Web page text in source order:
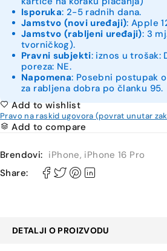
Isporuka: 2-5 radnih dana.
Jamstvo (novi uređaji): Apple
Jamstvo (rabljeni uređaji): 3
tvorničkog).
Pravni subjekti: iznos u trošak:
poreza: NE.
Napomena: Posebni postupak
za rabljena dobra po članku 95.
Add to wishlist
Pravo na raskid ugovora (povrat unutar
Add to compare
Brendovi: iPhone, iPhone 16 Pro
Share:
DETALJI O PROIZVODU